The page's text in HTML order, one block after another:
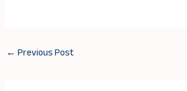
← Previous Post